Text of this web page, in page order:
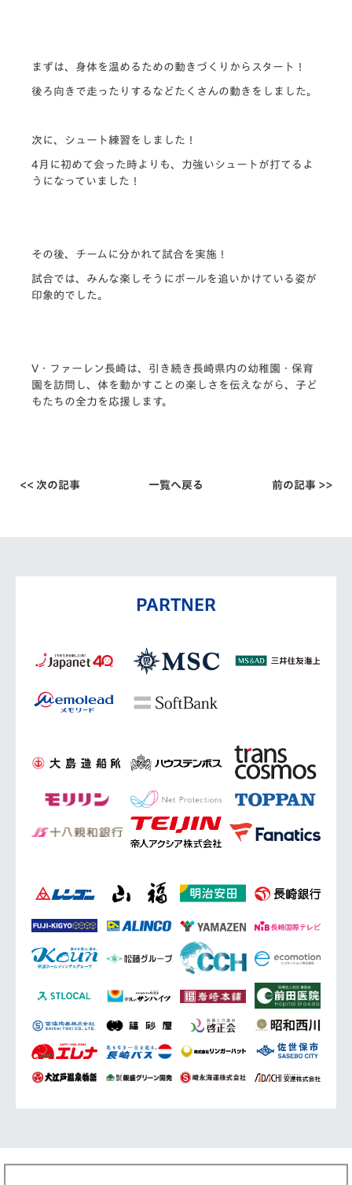
まずは、身体を温めるための動きづくりからスタート！
後ろ向きで走ったりするなどたくさんの動きをしました。
次に、シュート練習をしました！
4月に初めて会った時よりも、力強いシュートが打てるよ
うになっていました！
その後、チームに分かれて試合を実施！
試合では、みんな楽しそうにボールを追いかけている姿が
印象的でした。
V・ファーレン長崎は、引き続き長崎県内の幼稚園・保育
園を訪問し、体を動かすことの楽しさを伝えながら、子ど
もたちの全力を応援します。
<< 次の記事 一覧へ戻る 前の記事 >>
PARTNER